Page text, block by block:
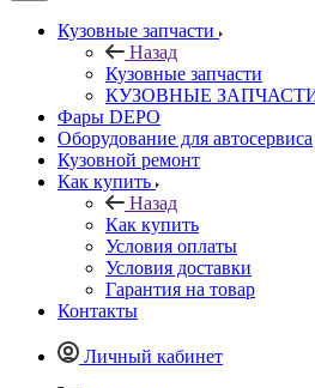
Кузовные запчасти
Назад
Кузовные запчасти
КУЗОВНЫЕ
Фары DEPO
Оборудование для автосервиса
Кузовной ремонт
Как купить
Назад
Как купить
Условия оплаты
Условия доставки
Гарантия на товар
Контакты
Личный кабинет